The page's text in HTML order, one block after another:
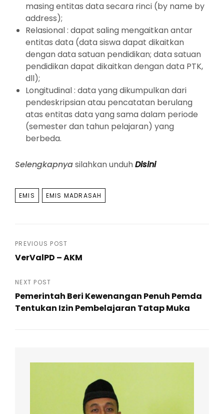
masing entitas data secara rinci (by name by
address);
Relasional : dapat saling mengaitkan antar
entitas data (data siswa dapat dikaitkan
dengan data satuan pendidikan; data satuan
pendidikan dapat dikaitkan dengan data PTK,
dll);
Longitudinal : data yang dikumpulkan dari
pendeskripsian atau pencatatan berulang
atas entitas data yang sama dalam periode
(semester dan tahun pelajaran) yang
berbeda.
Selengkapnyasilahkan unduhDisini
TAGS
EMIS EMIS MADRASAH
Post
PREVIOUS POST
VerValPD – AKM
Post
NEXT POST
Pemerintah Beri Kewenangan Penuh Pemda
Tentukan Izin Pembelajaran Tatap Muka